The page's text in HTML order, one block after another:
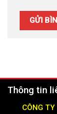
Thông tin
CÔNG